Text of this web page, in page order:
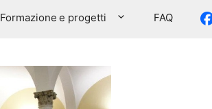
Formazione e progetti FAQ